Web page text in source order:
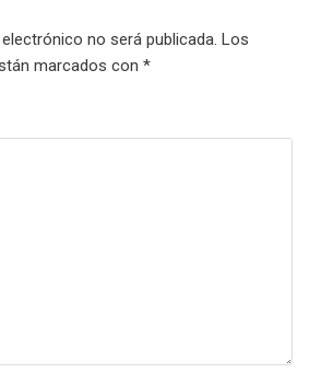
no será publicada. Los
marcados con *